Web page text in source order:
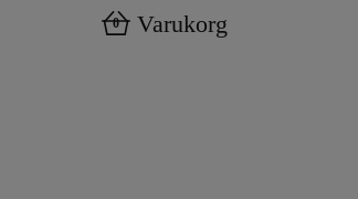
0 Varukorg